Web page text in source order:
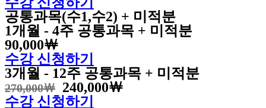
공통과목(수1,수2) + 미적분
1개월 - 4주 공통과목 + 미적분
90,000￦
수강 신청하기
3개월 - 12주 공통과목 + 미적분
270,000￦ 240,000￦
수강 신청하기